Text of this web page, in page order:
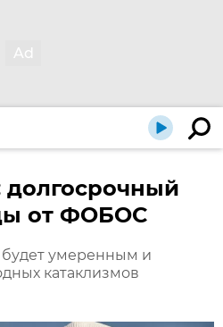
долгосрочный
от ФОБОС
умеренным и
катаклизмов